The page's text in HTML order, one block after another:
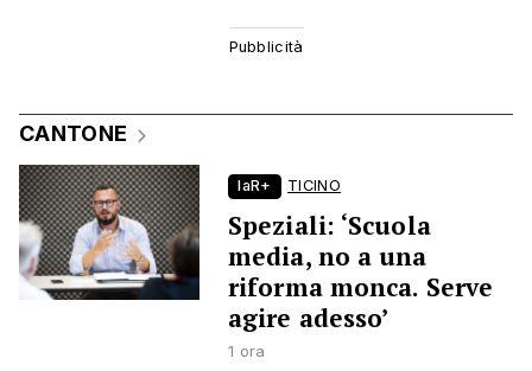
CANTONE
laR+ TICINO
Speziali: ‘Scuola
media, no a una
riforma monca. Serve
agire adesso’
1 ora